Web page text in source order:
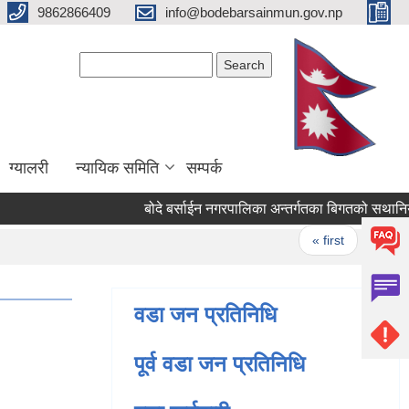
9862866409 info@bodebarsainmun.gov.np
ग्यालरी न्यायिक समिति सम्पर्क
बोदे बर्साईन नगरपालिका अन्तर्गतका बिगतको सथानिय
« first ‹
वडा जन प्रतिनिधि
पूर्व वडा जन प्रतिनिधि